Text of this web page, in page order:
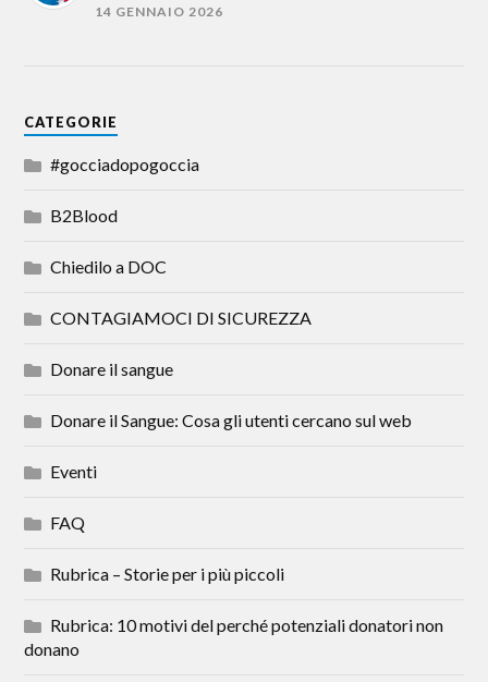
14 GENNAIO 2026
CATEGORIE
#gocciadopogoccia
B2Blood
Chiedilo a DOC
CONTAGIAMOCI DI SICUREZZA
Donare il sangue
Donare il Sangue: Cosa gli utenti cercano sul web
Eventi
FAQ
Rubrica – Storie per i più piccoli
Rubrica: 10 motivi del perché potenziali donatori non
donano